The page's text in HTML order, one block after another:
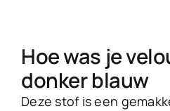
Hoe was je
donker blauw
Deze stof is een